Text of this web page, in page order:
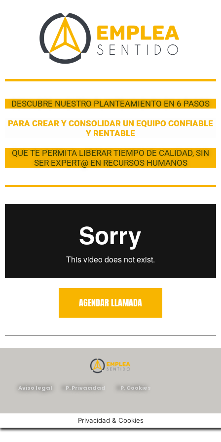
DESCUBRE NUESTRO PLANTEAMIENTO EN 6 PASOS
PARA CREAR Y CONSOLIDAR UN EQUIPO CONFIABLE
Y RENTABLE
QUE TE PERMITA LIBERAR TIEMPO DE CALIDAD, SIN
SER EXPERT@ EN RECURSOS HUMANOS
AGENDAR LLAMADA
Aviso legal P. Privacidad P. Cookies
Privacidad & Cookies